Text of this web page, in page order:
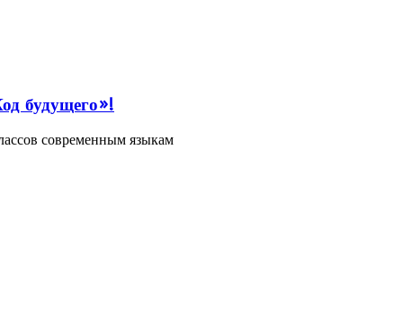
будущего»!
современным языкам